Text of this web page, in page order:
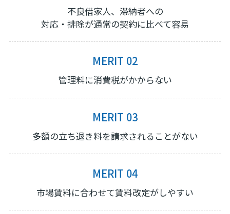
不良借家人、滞納者への
対応・排除が通常の契約に比べて容易
MERIT 02
管理料に消費税がかからない
MERIT 03
多額の立ち退き料を請求されることがない
MERIT 04
市場賃料に合わせて賃料改定がしやすい